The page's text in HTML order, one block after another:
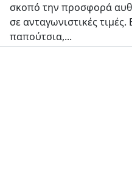
σκοπό την προσφορά
σε ανταγωνιστικές
παπούτσια,...